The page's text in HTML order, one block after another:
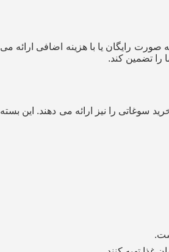
رایگان یا با هزینه اضافی ارائه می‌
را تضمین کند.
سوغاتی را نیز ارائه می‌ دهند. این بسته‌